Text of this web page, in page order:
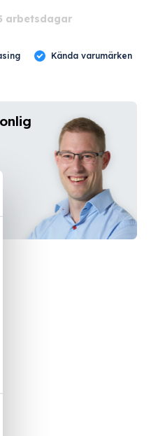
arbetsdagar
Kända varumärken